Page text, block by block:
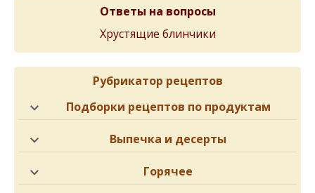
Ответы на вопросы
Хрустящие блинчики
Рубрикатор рецептов
Подборки рецептов по продуктам
Выпечка и десерты
Горячее